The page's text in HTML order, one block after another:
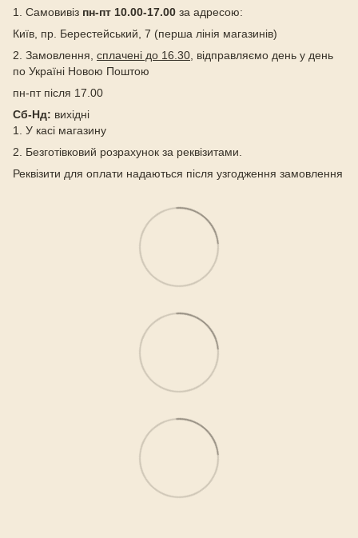
1. Самовивіз пн-пт 10.00-17.00 за адресою:
Київ, пр. Берестейський, 7 (перша лінія магазинів)
2. Замовлення, сплачені до 16.30, відправляємо день у день
по Україні Новою Поштою
пн-пт після 17.00
Сб-Нд: вихідні
1. У касі магазину
2. Безготівковий розрахунок за реквізитами.
Реквізити для оплати надаються після узгодження замовлення